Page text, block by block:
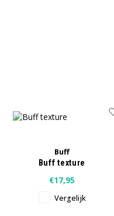
Buff
Buff texture
€17,95
Vergelijk